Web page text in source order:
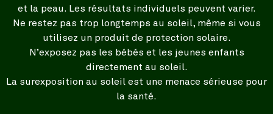
et la peau. Les résultats individuels peuvent varier.
Ne restez pas trop longtemps au soleil, même si vous
utilisez un produit de protection solaire.
N’exposez pas les bébés et les jeunes enfants
directement au soleil.
La surexposition au soleil est une menace sérieuse pour
la santé.